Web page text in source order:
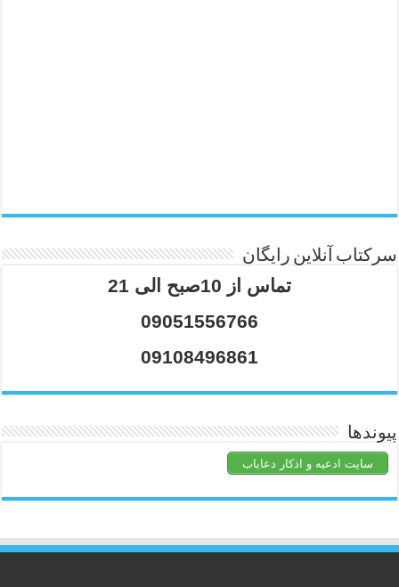
سرکتاب آنلاین رایگان
تماس از 10صبح الی 21
09051556766
09108496861
پیوندها
سایت ادعیه و اذکار دعایاب